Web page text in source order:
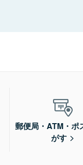
郵便局・ATM・ポ
がす